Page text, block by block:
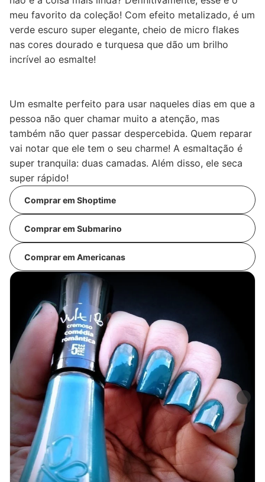
meu favorito da coleção! Com efeito metalizado, é um
verde escuro super elegante, cheio de micro flakes
nas cores dourado e turquesa que dão um brilho
incrível ao esmalte!
Um esmalte perfeito para usar naqueles dias em que a
pessoa não quer chamar muito a atenção, mas
também não quer passar despercebida. Quem reparar
vai notar que ele tem o seu charme! A esmaltação é
super tranquila: duas camadas. Além disso, ele seca
super rápido!
Comprar em Shoptime
Comprar em Submarino
Comprar em Americanas